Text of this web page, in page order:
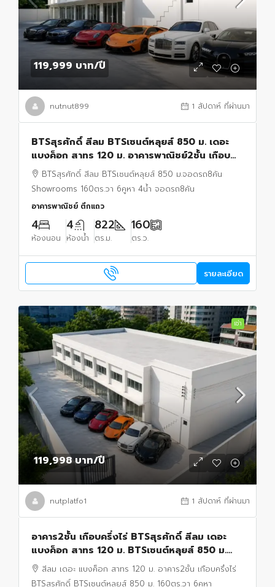
119,999 บาท/ปี
nutnut899 1 สัปดาห์ ที่ผ่านมา
BTSสุรศักดิ์ สีลม BTSเซนต์หลุยส์ 850 ม. เดอะ
แบงค็อก สาทร 120 ม. อาคารพาณิชย์2ชั้น เกือบ
ครึ่งไร่ 160ตร.วา 6คูหา 4น้ำ จอดรถ8คัน
Showrooms 1
BTSสุรศักดิ์ สีลม BTSเซนต์หลุยส์ 850 ม.จอดรถ8คัน
Showrooms 160ตร.วา 6คูหา 4น้ำ จอดรถ8คัน
อาคารพาณิชย์ ตึกแถว
4
ห้องนอน
4
ห้องน้ำ
822
ตร.ม.
160
ตร.ว.
รายละเอียด
เช่า
119,998 บาท/ปี
nutplatfo1 1 สัปดาห์ ที่ผ่านมา
อาคาร2ชั้น เกือบครึ่งไร่ BTSสุรศักดิ์ สีลม เดอะ
แบงค็อก สาทร 120 ม. BTSเซนต์หลุยส์ 850 ม.
160ตร.วา 6คูหา 4นอน 4น้ำ จอดรถ8คัน
Showrooms
สีลม เดอะ แบงค็อก สาทร 120 ม. อาคาร2ชั้น เกือบครึ่งไร่
BTSสุรศักดิ์ BTSเซนต์หลุยส์ 850 ม. 160ตร.วา 6คูหา